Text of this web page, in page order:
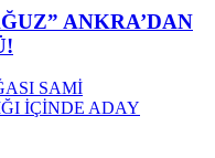
ANKRA’DAN